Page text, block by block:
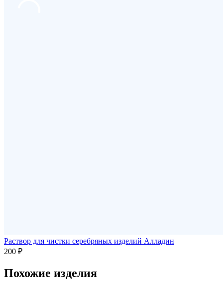
Раствор для чистки серебряных изделий Алладин
200 ₽
Похожие изделия